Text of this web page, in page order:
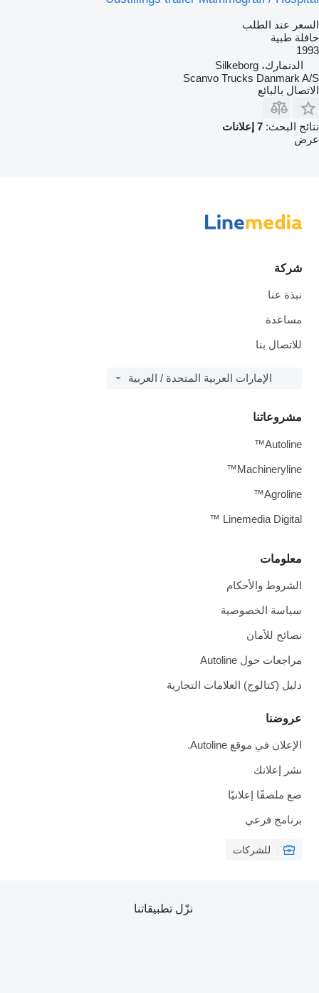
السعر عند الطلب
حافلة طبية
1993
الدنمارك، Silkeborg
Scanvo Trucks Danmark A/S
الاتصال بالبائع
نتائج البحث: 7 إعلانات
عرض
شركة
نبذة عنا
مساعدة
للاتصال بنا
الإمارات العربية المتحدة / العربية
معلومات
الشروط والأحكام
سياسة الخصوصية
نصائح للأمان
مراجعات حول Autoline
دليل (كتالوج) العلامات التجارية
عروضنا
الإعلان في موقع Autoline.
نشر إعلانك
ضع ملصقًا إعلانيًا
برنامج فرعي
للشركات
مشروعاتنا
Autoline™
Machineryline™
Agroline™
Linemedia Digital ™
نزّل تطبيقاتنا